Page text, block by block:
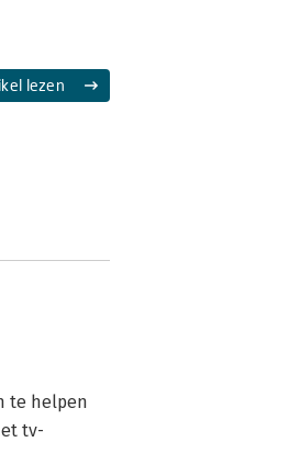
lezen
te helpen
tv-